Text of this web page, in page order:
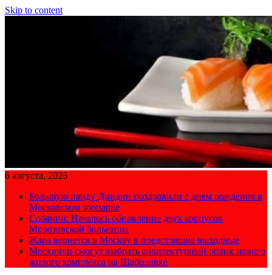
Skip to content
6 августа, 2026
Большую панду Диндин поздравили с днем рождения в
Московском зоопарке
Собянин: Началось обновление двух корпусов
Морозовской больницы
Жара вернется в Москву в предстоящие выходные
Москвичи смогут выбрать архитектурный облик нового
жилого комплекса на Шаболовке